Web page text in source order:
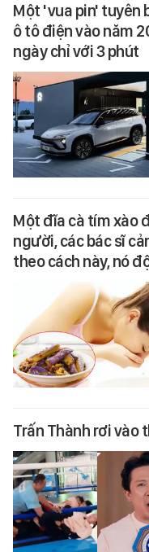
Một 'vua pin' tuyên
ô tô điện vào năm
ngày chỉ với 3 phút
Một đĩa cà tím xào
người, các bác sĩ
theo cách này, nó
Trấn Thành rơi vào